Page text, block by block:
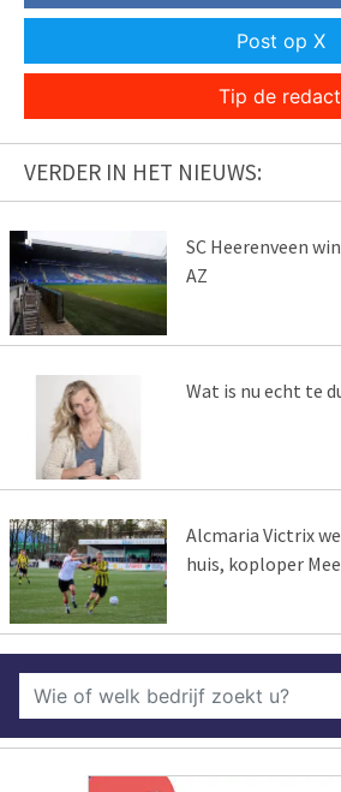
Post op X
Tip de
VERDER IN HET NIEUWS:
SC Heerenveen
AZ
Wat is nu echt te
Alcmaria Victrix
huis, koploper